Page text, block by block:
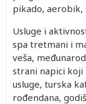
pikado, aerobik,
Usluge i
spa tretmani i
veša,
strani napici koji
usluge, turska
rođendana,